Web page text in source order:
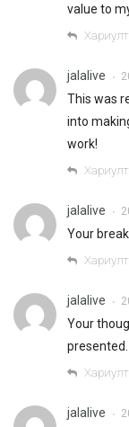
value to
jalalive •
This was
into
work!
jalalive •
Your
jalalive •
Your
presented.
jalalive •